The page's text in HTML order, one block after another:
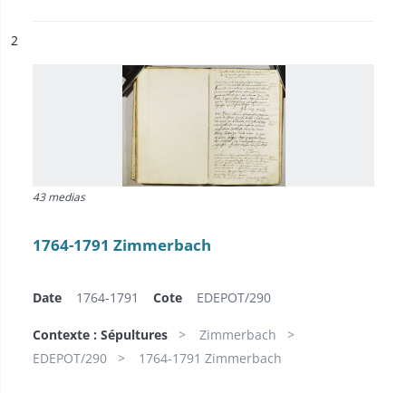
n°
2
43 medias
1764-1791 Zimmerbach
Date 1764-1791 Cote EDEPOT/290
Contexte : Sépultures
Zimmerbach
EDEPOT/290
1764-1791 Zimmerbach